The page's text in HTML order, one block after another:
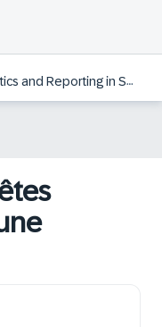
Reporting in SAP HCM for S/4HANA | FR